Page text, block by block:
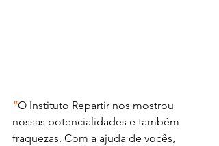
“O Instituto Repartir nos mostrou
nossas potencialidades e também
fraquezas. Com a ajuda de vocês,